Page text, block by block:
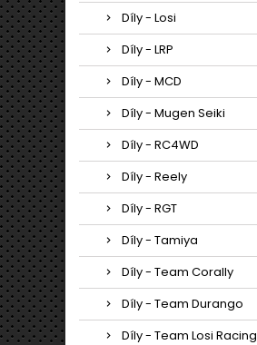
Díly - Losi
Díly - LRP
Díly - MCD
Díly - Mugen Seiki
Díly - RC4WD
Díly - Reely
Díly - RGT
Díly - Tamiya
Díly - Team Corally
Díly - Team Durango
Díly - Team Losi Racing